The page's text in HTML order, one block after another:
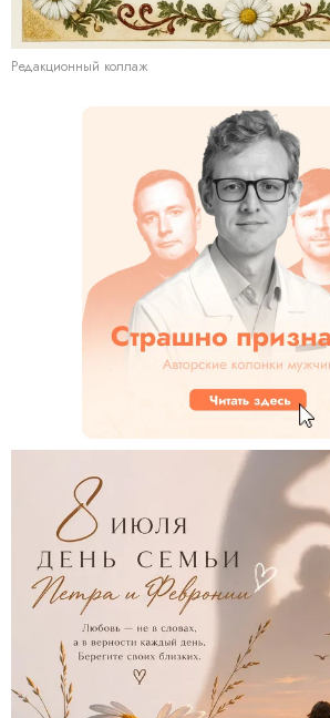
Редакционный коллаж